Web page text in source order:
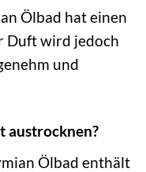
Ölbad hat einen
Duft wird jedoch
und
austrocknen?
Ölbad enthält